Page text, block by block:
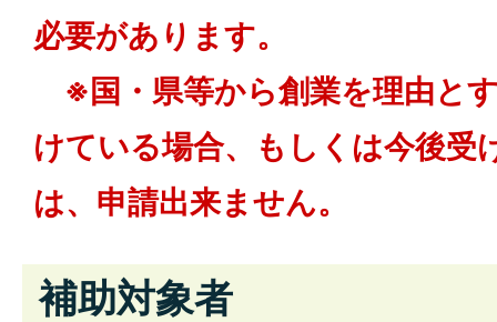
必要があります。
※国・県等から創業を理由と
けている場合、もしくは今後受
は、申請出来ません。
補助対象者